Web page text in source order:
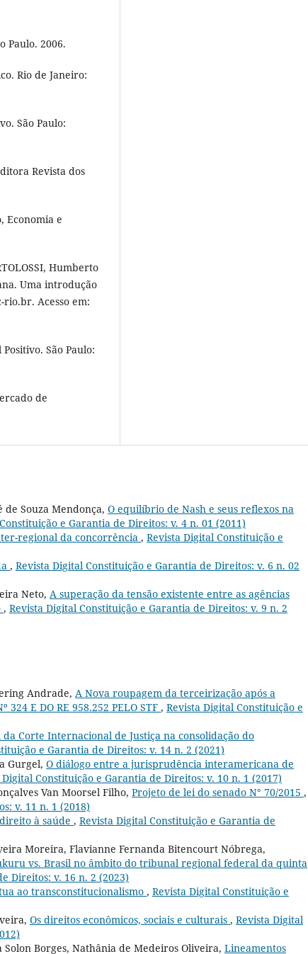
Paulo. 2006.
Rio de Janeiro:
São Paulo:
Revista dos
Economia e
Humberto
Uma introdução
Acesso em:
São Paulo:
de
de Souza Mendonça, O equilíbrio de Nash e seus reflexos na
e Garantia de Direitos: v. 4 n. 01 (2011)
regional da concorrência , Revista Digital Constituição e
, Revista Digital Constituição e Garantia de Direitos: v. 6 n. 02
Neto, A superação da tensão existente entre as agências
, Revista Digital Constituição e Garantia de Direitos: v. 9 n. 2
Andrade, A Nova roupagem da terceirização após a
E DO RE 958.252 PELO STF , Revista Digital Constituição e
da Corte Internacional de Justiça na consolidação do
e Garantia de Direitos: v. 14 n. 2 (2021)
Gurgel, O diálogo entre a jurisprudência interamericana de
Digital Constituição e Garantia de Direitos: v. 10 n. 1 (2017)
Van Moorsel Filho, Projeto de lei do senado N° 70/2015 ,
v. 11 n. 1 (2018)
à saúde , Revista Digital Constituição e Garantia de
Moreira, Flavianne Fernanda Bitencourt Nóbrega,
vs. Brasil no âmbito do tribunal regional federal da quinta
Direitos: v. 16 n. 2 (2023)
ao transconstitucionalismo , Revista Digital Constituição e
Os direitos econômicos, sociais e culturais , Revista Digital
Borges, Nathânia de Medeiros Oliveira, Lineamentos